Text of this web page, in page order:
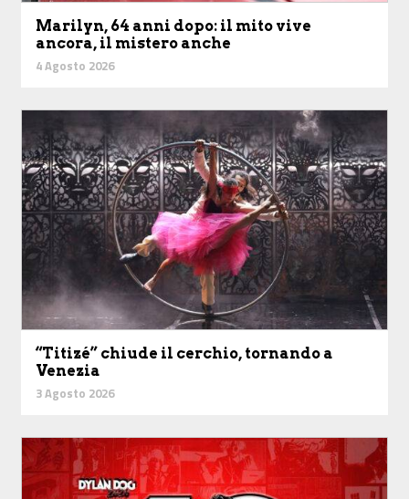
Marilyn, 64 anni dopo: il mito vive
ancora, il mistero anche
4 Agosto 2026
“Titizé” chiude il cerchio, tornando a
Venezia
3 Agosto 2026